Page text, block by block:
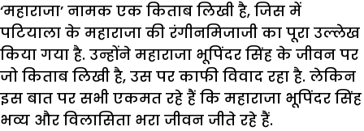
‘महाराजा’ नामक एक किताब लिखी है, जिस में
पटियाला के महाराजा की रंगीनमिजाजी का पूरा उल्लेख
किया गया है. उन्होंने महाराजा भूपिंदर सिंह के जीवन पर
जो किताब लिखी है, उस पर काफी विवाद रहा है. लेकिन
इस बात पर सभी एकमत रहे हैं कि महाराजा भूपिंदर सिंह
भव्य और विलासिता भरा जीवन जीते रहे हैं.